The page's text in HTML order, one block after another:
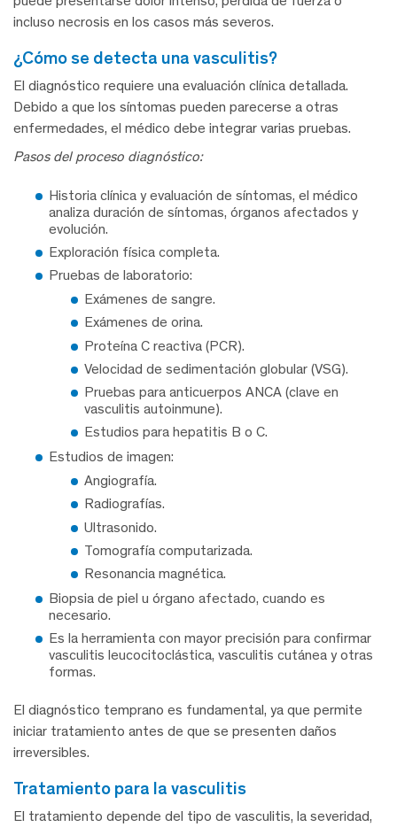
incluso necrosis en los casos más severos.
¿cómo se detecta una vasculitis?
El diagnóstico requiere una evaluación clínica detallada.
Debido a que los síntomas pueden parecerse a otras
enfermedades, el médico debe integrar varias pruebas.
Pasos del proceso diagnóstico:
Historia clínica y evaluación de síntomas, el médico
analiza duración de síntomas, órganos afectados y
evolución.
Exploración física completa.
Pruebas de laboratorio:
Exámenes de sangre.
Exámenes de orina.
Proteína C reactiva (PCR).
Velocidad de sedimentación globular (VSG).
Pruebas para anticuerpos ANCA (clave en
vasculitis autoinmune).
Estudios para hepatitis B o C.
Estudios de imagen:
Angiografía.
Radiografías.
Ultrasonido.
Tomografía computarizada.
Resonancia magnética.
Biopsia de piel u órgano afectado, cuando es
necesario.
Es la herramienta con mayor precisión para confirmar
vasculitis leucocitoclástica, vasculitis cutánea y otras
formas.
El diagnóstico temprano es fundamental, ya que permite
iniciar tratamiento antes de que se presenten daños
irreversibles.
tratamiento para la vasculitis
El tratamiento depende del tipo de vasculitis, la severidad,